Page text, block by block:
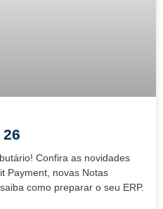
Confira as novidades
Payment, novas Notas
como preparar o seu ERP.